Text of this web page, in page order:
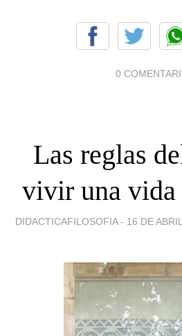
0
Las reglas
vivir una vida
DIDACTICAFILOSOFIA - 16 DE